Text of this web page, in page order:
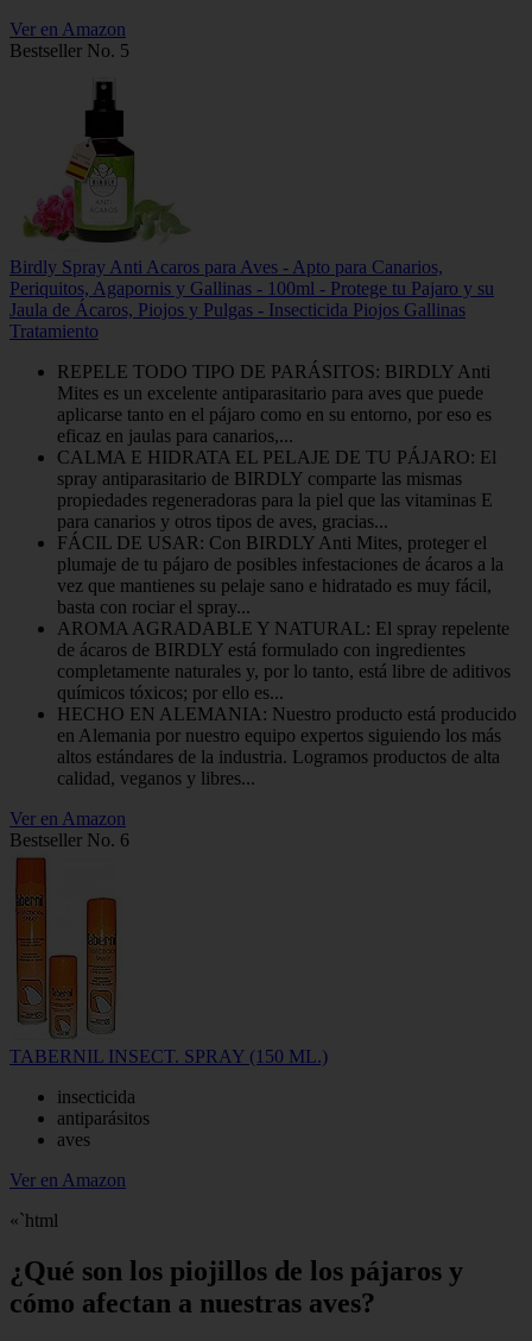
Ver en Amazon
Bestseller No. 5
Birdly Spray Anti Acaros para Aves - Apto para Canarios,
Periquitos, Agapornis y Gallinas - 100ml - Protege tu Pajaro y su
Jaula de Ácaros, Piojos y Pulgas - Insecticida Piojos Gallinas
Tratamiento
REPELE TODO TIPO DE PARÁSITOS: BIRDLY Anti
Mites es un excelente antiparasitario para aves que puede
aplicarse tanto en el pájaro como en su entorno, por eso es
eficaz en jaulas para canarios,...
CALMA E HIDRATA EL PELAJE DE TU PÁJARO: El
spray antiparasitario de BIRDLY comparte las mismas
propiedades regeneradoras para la piel que las vitaminas E
para canarios y otros tipos de aves, gracias...
FÁCIL DE USAR: Con BIRDLY Anti Mites, proteger el
plumaje de tu pájaro de posibles infestaciones de ácaros a la
vez que mantienes su pelaje sano e hidratado es muy fácil,
basta con rociar el spray...
AROMA AGRADABLE Y NATURAL: El spray repelente
de ácaros de BIRDLY está formulado con ingredientes
completamente naturales y, por lo tanto, está libre de aditivos
químicos tóxicos; por ello es...
HECHO EN ALEMANIA: Nuestro producto está producido
en Alemania por nuestro equipo expertos siguiendo los más
altos estándares de la industria. Logramos productos de alta
calidad, veganos y libres...
Ver en Amazon
Bestseller No. 6
TABERNIL INSECT. SPRAY (150 ML.)
insecticida
antiparásitos
aves
Ver en Amazon
«`html
¿Qué son los piojillos de los pájaros y
cómo afectan a nuestras aves?